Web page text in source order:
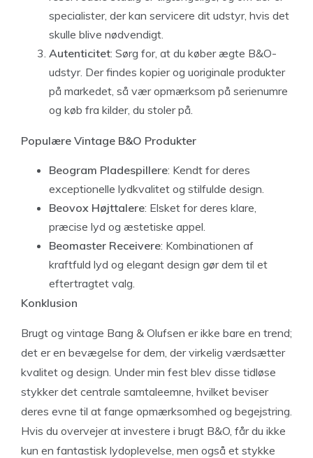
specialister, der kan servicere dit udstyr, hvis det
skulle blive nødvendigt.
Autenticitet: Sørg for, at du køber ægte B&O-
udstyr. Der findes kopier og uoriginale produkter
på markedet, så vær opmærksom på serienumre
og køb fra kilder, du stoler på.
Populære Vintage B&O Produkter
Beogram Pladespillere: Kendt for deres
exceptionelle lydkvalitet og stilfulde design.
Beovox Højttalere: Elsket for deres klare,
præcise lyd og æstetiske appel.
Beomaster Receivere: Kombinationen af
kraftfuld lyd og elegant design gør dem til et
eftertragtet valg.
Konklusion
Brugt og vintage Bang & Olufsen er ikke bare en trend;
det er en bevægelse for dem, der virkelig værdsætter
kvalitet og design. Under min fest blev disse tidløse
stykker det centrale samtaleemne, hvilket beviser
deres evne til at fange opmærksomhed og begejstring.
Hvis du overvejer at investere i brugt B&O, får du ikke
kun en fantastisk lydoplevelse, men også et stykke